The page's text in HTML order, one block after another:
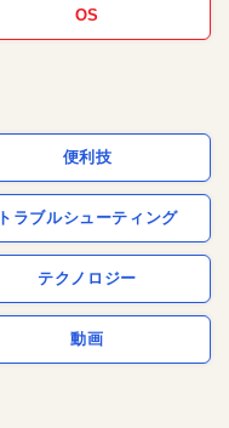
OS
便利技
トラブルシューティング
テクノロジー
動画